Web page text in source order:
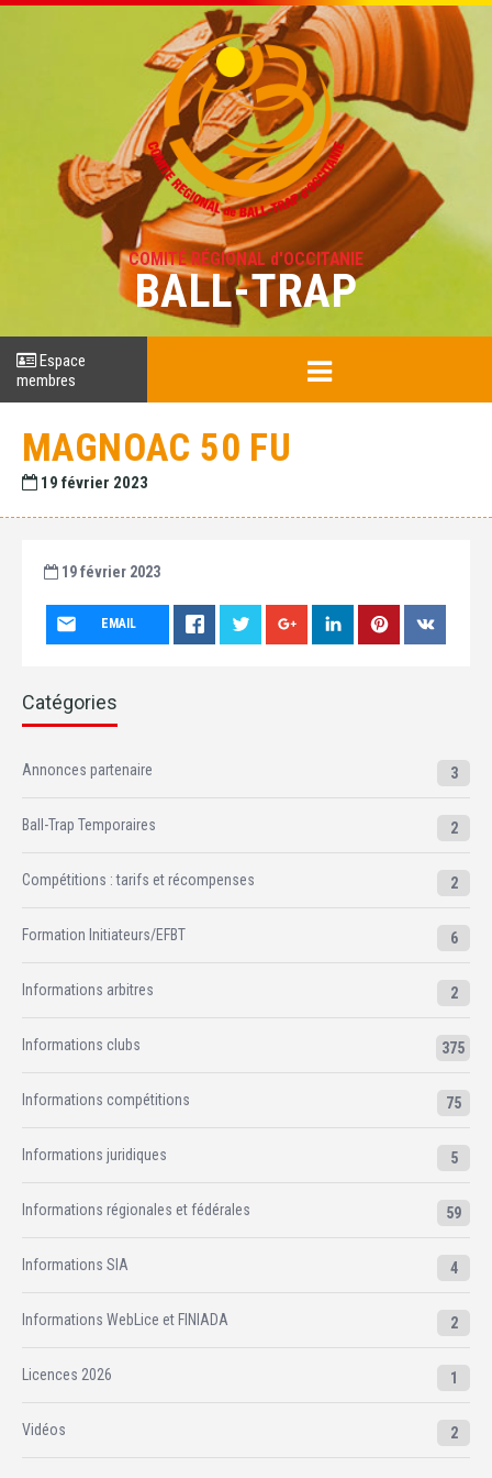
COMITÉ RÉGIONAL d'OCCITANIE
BALL-TRAP
Espace
membres
MAGNOAC 50 FU
19 février 2023
19 février 2023
EMAIL
Catégories
Annonces partenaire 3
Ball-Trap Temporaires 2
Compétitions : tarifs et récompenses 2
Formation Initiateurs/EFBT 6
Informations arbitres 2
Informations clubs 375
Informations compétitions 75
Informations juridiques 5
Informations régionales et fédérales 59
Informations SIA 4
Informations WebLice et FINIADA 2
Licences 2026 1
Vidéos 2